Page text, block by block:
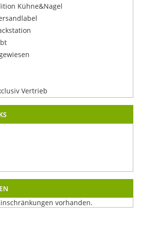
Kühne&Nagel
Vertrieb
vorhanden.